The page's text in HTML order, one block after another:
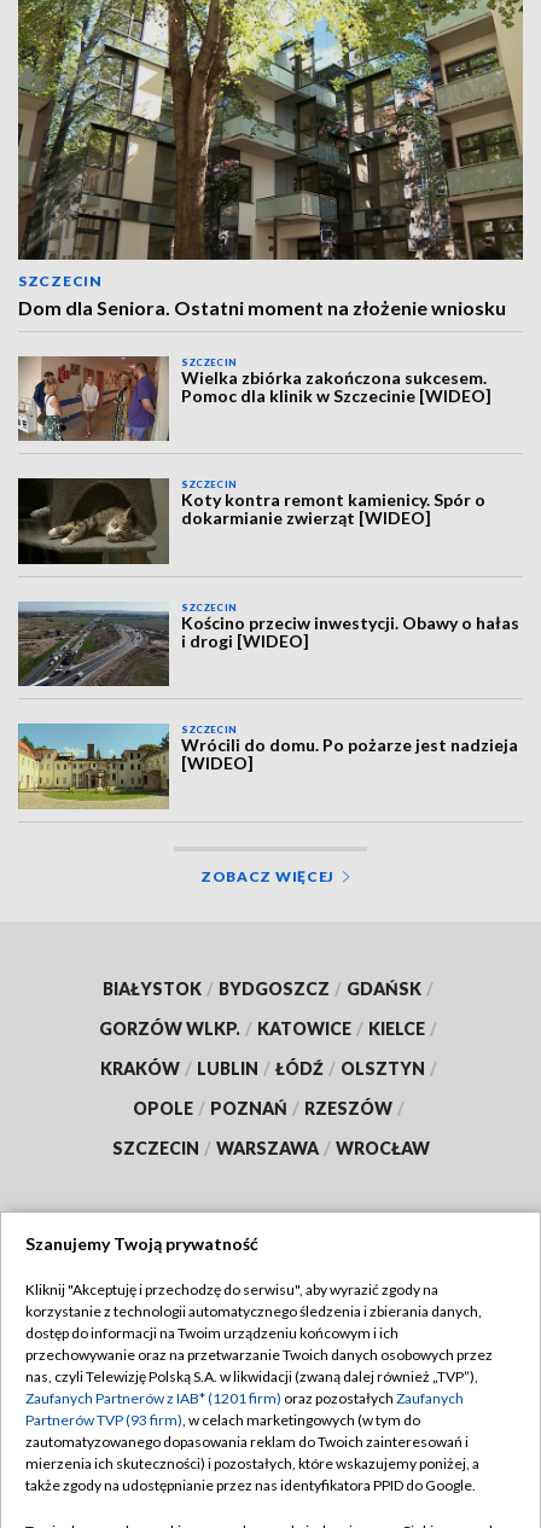
SZCZECIN
Dom dla Seniora. Ostatni moment na złożenie wniosku
SZCZECIN
Wielka zbiórka zakończona sukcesem.
Pomoc dla klinik w Szczecinie [WIDEO]
SZCZECIN
Koty kontra remont kamienicy. Spór o
dokarmianie zwierząt [WIDEO]
SZCZECIN
Kościno przeciw inwestycji. Obawy o hałas
i drogi [WIDEO]
SZCZECIN
Wrócili do domu. Po pożarze jest nadzieja
[WIDEO]
ZOBACZ WIĘCEJ
BIAŁYSTOK / BYDGOSZCZ / GDAŃSK /
GORZÓW WLKP. / KATOWICE / KIELCE /
KRAKÓW / LUBLIN / ŁÓDŹ / OLSZTYN /
OPOLE / POZNAŃ / RZESZÓW /
SZCZECIN / WARSZAWA / WROCŁAW
TVP
Abonament TVP
Emisja w TVP
Centrum informacji TVP
Naziemna Telewizja Cyfrowa
Regulamin TVP
Polityka prywatności
Moje zgody
Pomoc
Szanujemy Twoją prywatność
Kliknij "Akceptuję i przechodzę do serwisu", aby wyrazić zgody na
korzystanie z technologii automatycznego śledzenia i zbierania danych,
dostęp do informacji na Twoim urządzeniu końcowym i ich
przechowywanie oraz na przetwarzanie Twoich danych osobowych przez
nas, czyli Telewizję Polską S.A. w likwidacji (zwaną dalej również „TVP”),
Zaufanych Partnerów z IAB* (1201 firm) oraz pozostałych Zaufanych
Partnerów TVP (93 firm), w celach marketingowych (w tym do
zautomatyzowanego dopasowania reklam do Twoich zainteresowań i
mierzenia ich skuteczności) i pozostałych, które wskazujemy poniżej, a
także zgody na udostępnianie przez nas identyfikatora PPID do Google.